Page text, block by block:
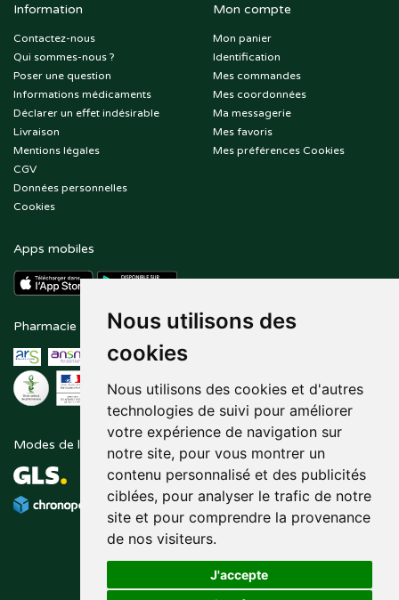
Nous utilisons des
cookies
Nous utilisons des cookies et d'autres
technologies de suivi pour améliorer
votre expérience de navigation sur
notre site, pour vous montrer un
contenu personnalisé et des publicités
ciblées, pour analyser le trafic de notre
site et pour comprendre la provenance
de nos visiteurs.
J'accepte
Information
Contactez-nous
Qui sommes-nous ?
Poser une question
Informations médicaments
Déclarer un effet indésirable
Livraison
Mentions légales
CGV
Données personnelles
Cookies
Mon compte
Mon panier
Identification
Mes commandes
Mes coordonnées
Ma messagerie
Mes favoris
Mes préférences Cookies
Apps mobiles
Pharmacie en ligne agréée Paiement sécurisé
Modes de livraison Suivez-nous sur